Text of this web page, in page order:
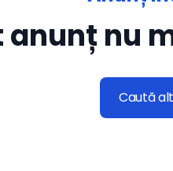
anunț nu
Caută